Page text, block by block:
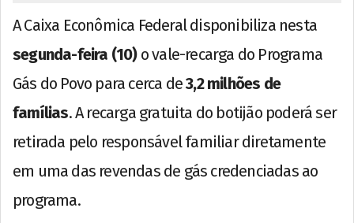
A Caixa Econômica Federal disponibiliza nesta
segunda-feira (10)o vale-recarga do Programa
Gás do Povo para cerca de3,2 milhões de
famílias. A recarga gratuita do botijão poderá ser
retirada pelo responsável familiar diretamente
em uma das revendas de gás credenciadas ao
programa.